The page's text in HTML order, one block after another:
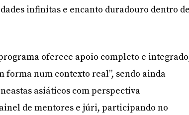
infinitas e encanto duradouro dentro
oferece apoio completo e
forma num contexto real”, sendo ainda
asiáticos com perspectiva
de mentores e júri, participando no